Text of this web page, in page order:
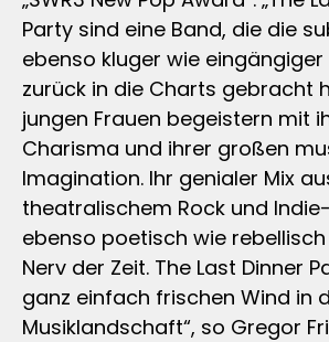
Party sind eine Band, die die
ebenso kluger wie eingängiger
zurück in die Charts gebracht
jungen Frauen begeistern mit
Charisma und ihrer großen
Imagination. Ihr genialer Mix
theatralischem Rock und
ebenso poetisch wie
Nerv der Zeit. The Last Dinner
ganz einfach frischen Wind in
Musiklandschaft“, so Gregor